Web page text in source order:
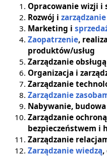
Opracowanie wizji i
Rozwój izarządzanie
Marketing i
Zaopatrzenie,
produktów/usług
Zarządzanie
Organizacja i
Zarządzanie
Zarządzanie
Nabywanie,
Zarządzanie
bezpieczeństwem i
Zarządzanie
Zarządzanie wiedzą,